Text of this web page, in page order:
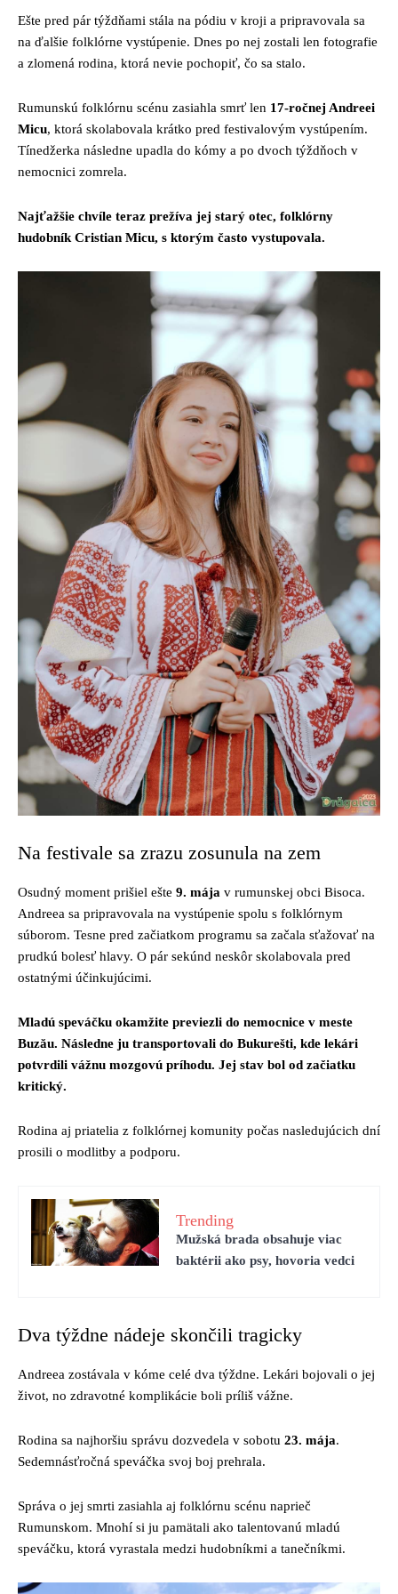
Ešte pred pár týždňami stála na pódiu v kroji a pripravovala sa
na ďalšie folklórne vystúpenie. Dnes po nej zostali len fotografie
a zlomená rodina, ktorá nevie pochopiť, čo sa stalo.
Rumunskú folklórnu scénu zasiahla smrť len 17-ročnej Andreei
Micu, ktorá skolabovala krátko pred festivalovým vystúpením.
Tínedžerka následne upadla do kómy a po dvoch týždňoch v
nemocnici zomrela.
Najťažšie chvíle teraz prežíva jej starý otec, folklórny
hudobník Cristian Micu, s ktorým často vystupovala.
Na festivale sa zrazu zosunula na zem
Osudný moment prišiel ešte 9. mája v rumunskej obci Bisoca.
Andreea sa pripravovala na vystúpenie spolu s folklórnym
súborom. Tesne pred začiatkom programu sa začala sťažovať na
prudkú bolesť hlavy. O pár sekúnd neskôr skolabovala pred
ostatnými účinkujúcimi.
Mladú speváčku okamžite previezli do nemocnice v meste
Buzău. Následne ju transportovali do Bukurešti, kde lekári
potvrdili vážnu mozgovú príhodu. Jej stav bol od začiatku
kritický.
Rodina aj priatelia z folklórnej komunity počas nasledujúcich dní
prosili o modlitby a podporu.
Trending
Mužská brada obsahuje viac
baktérii ako psy, hovoria vedci
Dva týždne nádeje skončili tragicky
Andreea zostávala v kóme celé dva týždne. Lekári bojovali o jej
život, no zdravotné komplikácie boli príliš vážne.
Rodina sa najhoršiu správu dozvedela v sobotu 23. mája.
Sedemnásťročná speváčka svoj boj prehrala.
Správa o jej smrti zasiahla aj folklórnu scénu naprieč
Rumunskom. Mnohí si ju pamätali ako talentovanú mladú
speváčku, ktorá vyrastala medzi hudobníkmi a tanečníkmi.